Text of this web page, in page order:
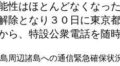
性はほとんどなくなっ
除となり３０日に東京
ら、特設公衆電話を随
島周辺諸島への通信緊急確保状